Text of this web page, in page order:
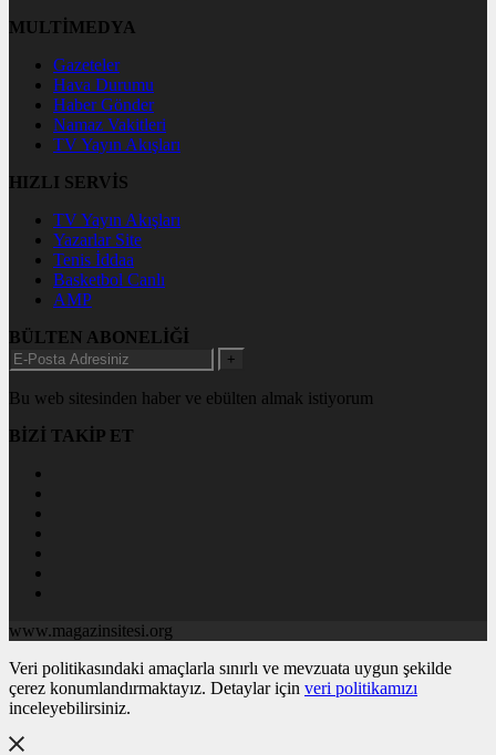
MULTİMEDYA
Gazeteler
Hava Durumu
Haber Gönder
Namaz Vakitleri
TV Yayın Akışları
HIZLI SERVİS
TV Yayın Akışları
Yazarlar Site
Tenis İddaa
Basketbol Canlı
AMP
BÜLTEN ABONELİĞİ
+
Bu web sitesinden haber ve ebülten almak istiyorum
BİZİ TAKİP ET
www.magazinsitesi.org
Veri politikasındaki amaçlarla sınırlı ve mevzuata uygun şekilde
çerez konumlandırmaktayız. Detaylar için veri politikamızı
inceleyebilirsiniz.